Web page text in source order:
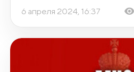
6 апреля 2024, 16:37